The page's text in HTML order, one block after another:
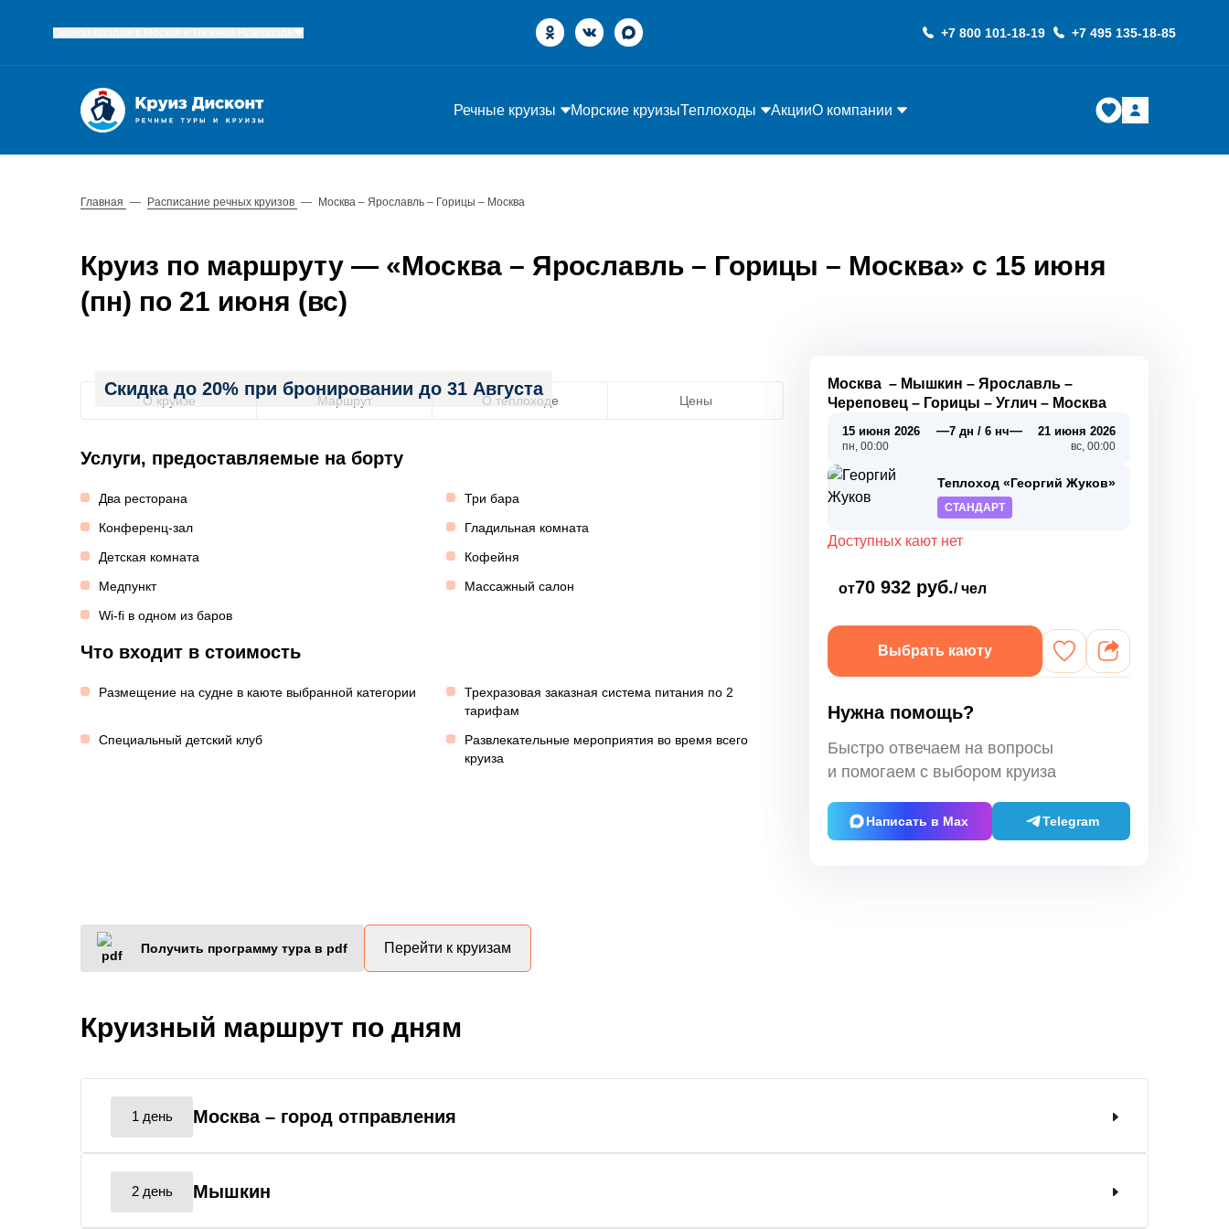
+7 800 101-18-19 +7 495 135-18-85
Речные круизы Морские круизыТеплоходы АкцииО компании
Главная — Расписание речных круизов — Москва – Ярославль – Горицы – Москва
Круиз по маршруту — «Москва – Ярославль – Горицы – Москва» с 15 июня
(пн) по 21 июня (вс)
Скидка до 20% при бронировании до 31 Августа
О круизе Маршрут О теплоходе Цены
Услуги, предоставляемые на борту
Два ресторана
Три бара
Конференц-зал
Гладильная комната
Детская комната
Кофейня
Медпункт
Массажный салон
Wi-fi в одном из баров
Что входит в стоимость
Размещение на судне в каюте выбранной категории
Трехразовая заказная система питания по 2
тарифам
Специальный детский клуб
Развлекательные мероприятия во время всего
круиза
Москва – Мышкин –Ярославль –
Череповец – Горицы –Углич – Москва
15 июня 2026
пн, 00:00
—7 дн / 6 нч— 21 июня 2026
вс, 00:00
Теплоход «Георгий Жуков»
СТАНДАРТ
Доступных кают нет
от70 932 руб./ чел
Выбрать каюту
Нужна помощь?
Быстро отвечаем на вопросы
и помогаем с выбором круиза
Написать в Max Telegram
Получить программу тура в pdf Перейти к круизам
Круизный маршрут по дням
1 день Москва – город отправления
2 день Мышкин